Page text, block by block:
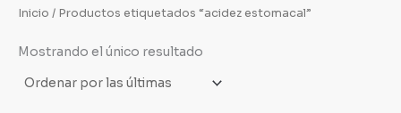
Inicio / Productos etiquetados “acidez estomacal”
Mostrando el único resultado